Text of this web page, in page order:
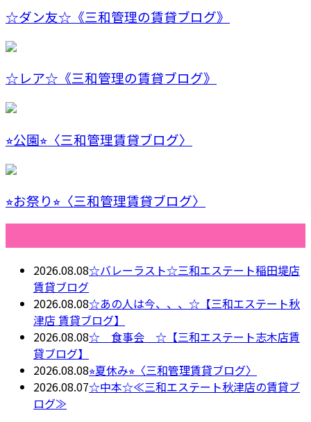
☆ダン友☆《三和管理の賃貸ブログ》
☆レア☆《三和管理の賃貸ブログ》
⭐︎公園⭐︎〈三和管理賃貸ブログ〉
⭐︎お祭り⭐︎〈三和管理賃貸ブログ〉
2026.08.08☆バレーラスト☆三和エステート稲田堤店
賃貸ブログ
2026.08.08☆あの人は今、、、☆【三和エステート秋
津店 賃貸ブログ】
2026.08.08☆ 食事会 ☆【三和エステート志木店賃
貸ブログ】
2026.08.08⭐︎夏休み⭐︎〈三和管理賃貸ブログ〉
2026.08.07☆中本☆≪三和エステート秋津店の賃貸ブ
ログ≫